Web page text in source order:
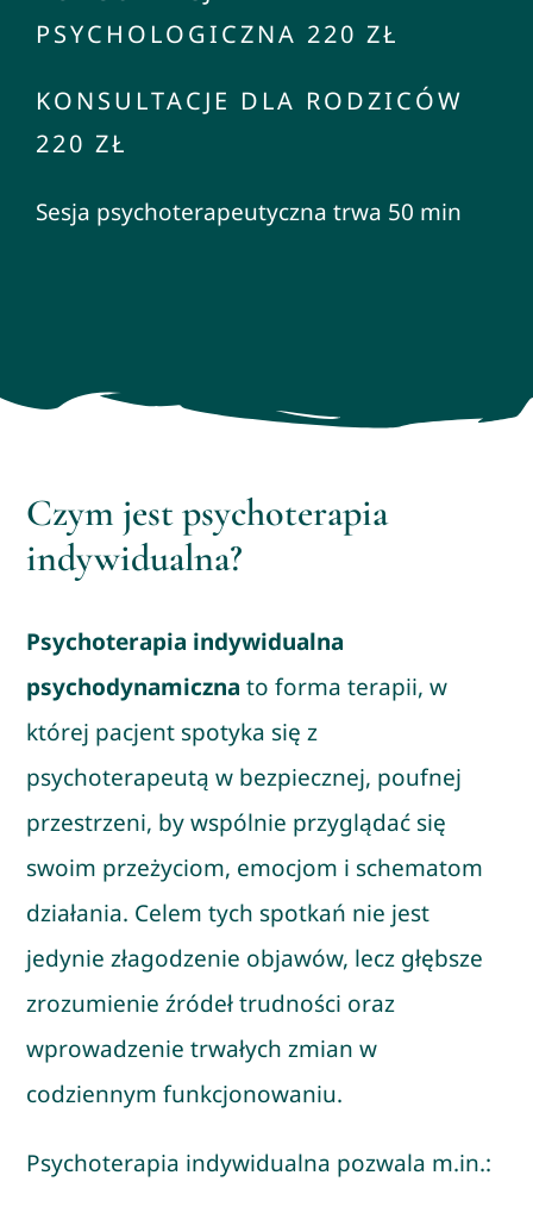
PSYCHOLOGICZNA 220 ZŁ
KONSULTACJE DLA RODZICÓW
220 ZŁ
Sesja psychoterapeutyczna trwa 50 min
Czym jest psychoterapia
indywidualna?
Psychoterapia indywidualna
psychodynamiczna to forma terapii, w
której pacjent spotyka się z
psychoterapeutą w bezpiecznej, poufnej
przestrzeni, by wspólnie przyglądać się
swoim przeżyciom, emocjom i schematom
działania. Celem tych spotkań nie jest
jedynie złagodzenie objawów, lecz głębsze
zrozumienie źródeł trudności oraz
wprowadzenie trwałych zmian w
codziennym funkcjonowaniu.
Psychoterapia indywidualna pozwala m.in.: